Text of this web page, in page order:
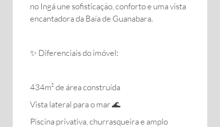
no Ingá une sofisticação, conforto e uma vista
encantadora da Baía de Guanabara.
✨ Diferenciais do imóvel:
434m² de área construída
Vista lateral para o mar 🌊
Piscina privativa, churrasqueira e amplo